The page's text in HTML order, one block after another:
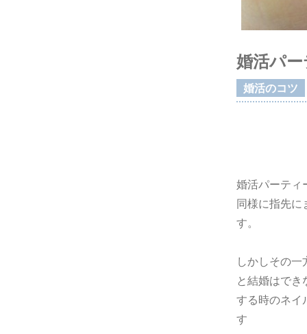
婚活パ
婚活のコツ
婚活パーティ
同様に指先に
す。
しかしその
と結婚はで
する時のネイ
す